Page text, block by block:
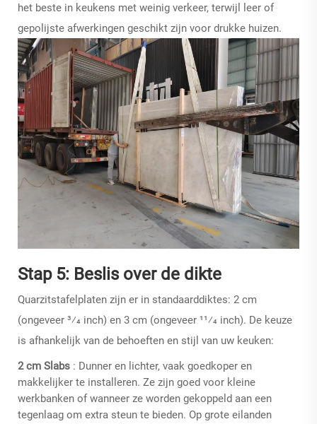
het beste in keukens met weinig verkeer, terwijl leer of
gepolijste afwerkingen geschikt zijn voor drukke huizen.
Stap 5: Beslis over de dikte
Quarzitstafelplaten zijn er in standaarddiktes: 2 cm
(ongeveer 3⁄4 inch) en 3 cm (ongeveer 11⁄4 inch). De keuze
is afhankelijk van de behoeften en stijl van uw keuken:
2 cm Slabs : Dunner en lichter, vaak goedkoper en
makkelijker te installeren. Ze zijn goed voor kleine
werkbanken of wanneer ze worden gekoppeld aan een
tegenlaag om extra steun te bieden. Op grote eilanden